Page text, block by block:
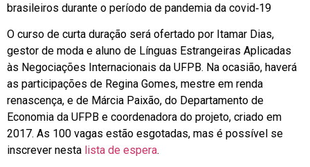
brasileiros durante o período de pandemia da covid‐19
O curso de curta duração será ofertado por Itamar Dias,
gestor de moda e aluno de Línguas Estrangeiras Aplicadas
às Negociações Internacionais da UFPB. Na ocasião, haverá
as participações de Regina Gomes, mestre em renda
renascença, e de Márcia Paixão, do Departamento de
Economia da UFPB e coordenadora do projeto, criado em
2017. As 100 vagas estão esgotadas, mas é possível se
inscrever nesta lista de espera.